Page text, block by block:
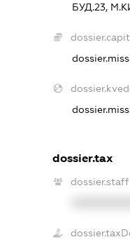
БУД.23,
dossier.tax
dossier.staff